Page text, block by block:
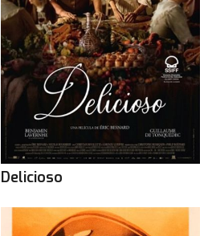
Delicioso